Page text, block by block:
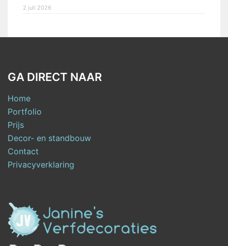
2 juli 2026
GA DIRECT NAAR
Home
Portfolio
Prijs
Decor- en standbouw
Contact
Privacyverklaring